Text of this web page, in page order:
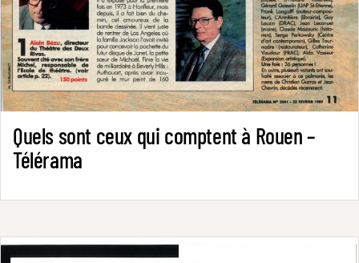
Quels sont ceux qui comptent à Rouen –
Télérama